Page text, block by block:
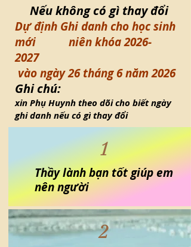
Nếu không có gì thay đổi
Dự định Ghi danh cho học sinh
mới niên khóa2026-
2027
vào ngày 26 tháng 6 năm 2026
Ghi chú:
xin Phụ Huynh theo dõi cho biết ngày
ghi danh nếu có gì thay đổi
1
Thầy lành bạn tốt giúp em
nên người
2